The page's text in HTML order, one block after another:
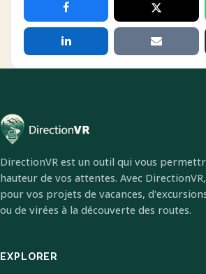
DirectionVR est un outil qui vous
hauteur de vos attentes. Avec
pour vos projets de vacances,
ou de virées à la découverte des routes.
EXPLORER